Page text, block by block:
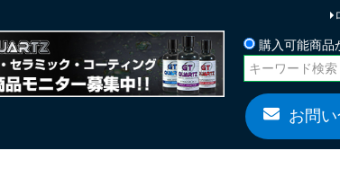
購入可能商
検索
お問